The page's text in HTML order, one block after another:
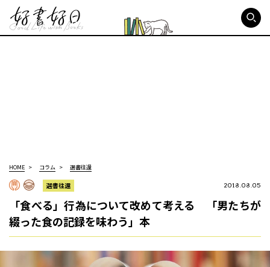
HOME コラム 選書往還
選書往還 2018.08.05
「食べる」行為について改めて考える 「男たちが
綴った食の記録を味わう」本